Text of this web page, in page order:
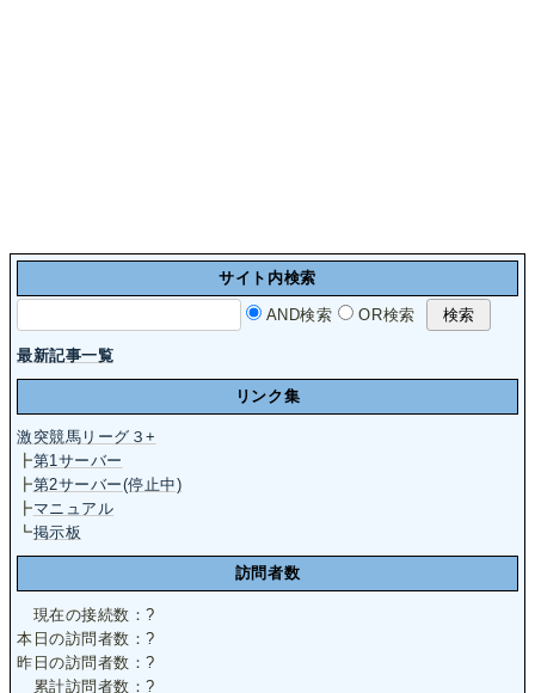
サイト内検索
AND検索 OR検索
最新記事一覧
リンク集
激突競馬リーグ３+
┣第1サーバー
┣第2サーバー(停止中)
┣マニュアル
┗掲示板
訪問者数
現在の接続数：?
本日の訪問者数：?
昨日の訪問者数：?
累計訪問者数：?